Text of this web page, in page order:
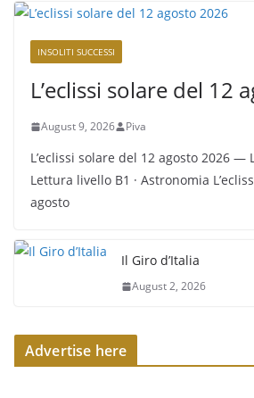
INSOLITI SUCCESSI
L’eclissi solare del 12
August 9, 2026 Piva
L’eclissi solare del 12 agosto 2026
Lettura livello B1 · Astronomia
agosto
Il Giro d’Italia
August 2, 2026
Advertise here